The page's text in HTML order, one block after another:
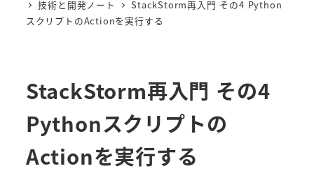
技術と開発ノート
StackStorm再入門 その4 Python
スクリプトのActionを実行する
StackStorm再入門 その4
Pythonスクリプトの
Actionを実行する